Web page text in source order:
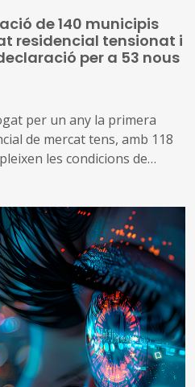
de 140 municipis
residencial tensionat i
per a 53 nous
per un any la primera
de mercat tens, amb 118
les condicions de
que inclou altres 53
de mercat tens, però
compleixen les condicions